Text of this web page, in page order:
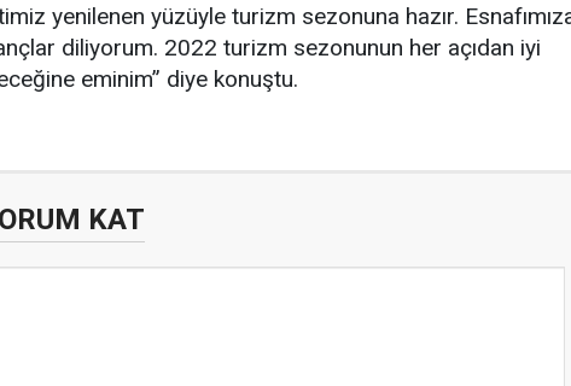
yenilenen yüzüyle turizm sezonuna hazır.
diliyorum. 2022 turizm sezonunun her açıdan iyi
eminim” diye konuştu.
KAT